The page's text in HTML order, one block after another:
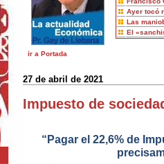
Ayer tocó
Las
El
ir a Portada
27 de abril de 2021
Impuesto de
“Pagar el 22,6% de